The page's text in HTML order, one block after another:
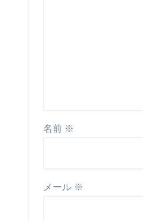
名前 ※
メール ※